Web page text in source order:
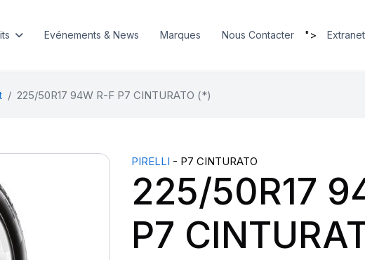
Evénements & News Marques Nous Contacter "> Extranet
225/50R17 94W R-F P7 CINTURATO (*)
PIRELLI - P7 CINTURATO
225/50R17
P7